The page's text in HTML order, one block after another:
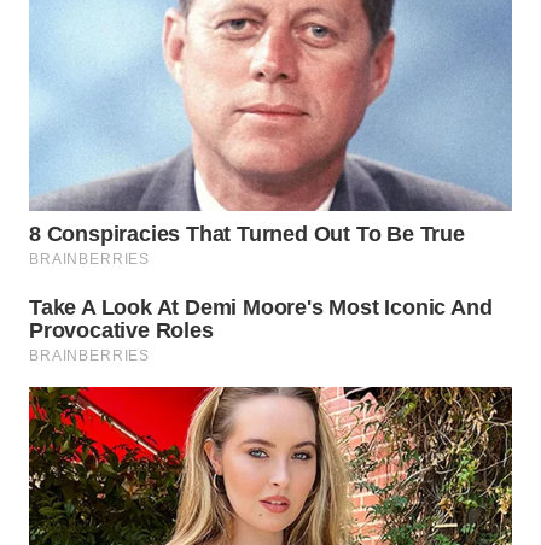
WN
WN
KARO
WN
SIMALUNGUN
WN
LABUHANBATU
WN
TAPANULI
TENGAH